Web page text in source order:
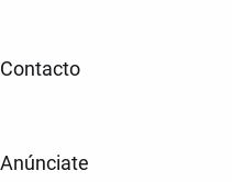
Contacto
Anúnciate